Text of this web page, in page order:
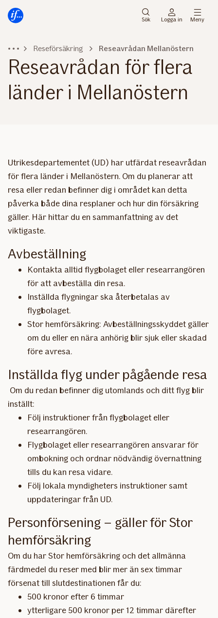
direkt
huvudmenyn
direkt
innehåll
Sök Logga in Meny
Reseförsäkring Reseavrådan Mellanöstern
Reseavrådan för flera
länder i Mellanöstern
Utrikesdepartementet (UD) har utfärdat reseavrådan
för flera länder i Mellanöstern. Om du planerar att
resa eller redan befinner dig i området kan detta
påverka både dina resplaner och hur din försäkring
gäller. Här hittar du en sammanfattning av det
viktigaste.
Avbeställning
Kontakta alltid flygbolaget eller researrangören
för att avbeställa din resa.
Inställda flygningar ska återbetalas av
flygbolaget.
Stor hemförsäkring: Avbeställningsskyddet gäller
om du eller en nära anhörig blir sjuk eller skadad
före avresa.
Inställda flyg under pågående resa
Om du redan befinner dig utomlands och ditt flyg blir
inställt:
Följ instruktioner från flygbolaget eller
researrangören.
Flygbolaget eller researrangören ansvarar för
ombokning och ordnar nödvändig övernattning
tills du kan resa vidare.
Följ lokala myndigheters instruktioner samt
uppdateringar från UD.
Personförsening – gäller för Stor
hemförsäkring
Om du har Stor hemförsäkring och det allmänna
färdmedel du reser med blir mer än sex timmar
försenat till slutdestinationen får du:
500 kronor efter 6 timmar
ytterligare 500 kronor per 12 timmar därefter